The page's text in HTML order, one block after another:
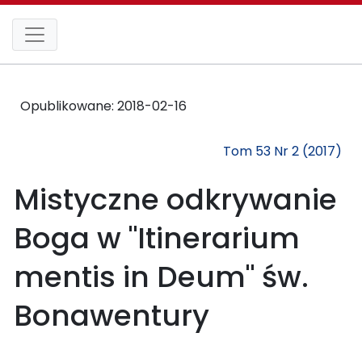
Opublikowane: 2018-02-16
Tom 53 Nr 2 (2017)
Mistyczne odkrywanie
Boga w "Itinerarium
mentis in Deum" św.
Bonawentury